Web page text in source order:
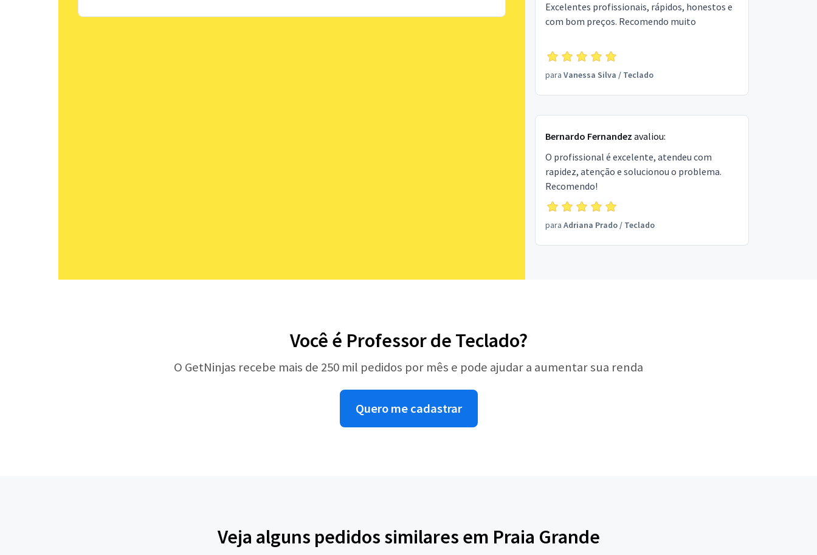
Excelentes profissionais, rápidos, honestos e
com bom preços. Recomendo muito
para Vanessa Silva / Teclado
Bernardo Fernandez avaliou:
O profissional é excelente, atendeu com
rapidez, atenção e solucionou o problema.
Recomendo!
para Adriana Prado/ Teclado
Você é Professor de Teclado?
O GetNinjas recebe mais de 250 mil pedidos por mês e pode ajudar a aumentar sua renda
Quero me cadastrar
Veja alguns pedidos similares em Praia Grande